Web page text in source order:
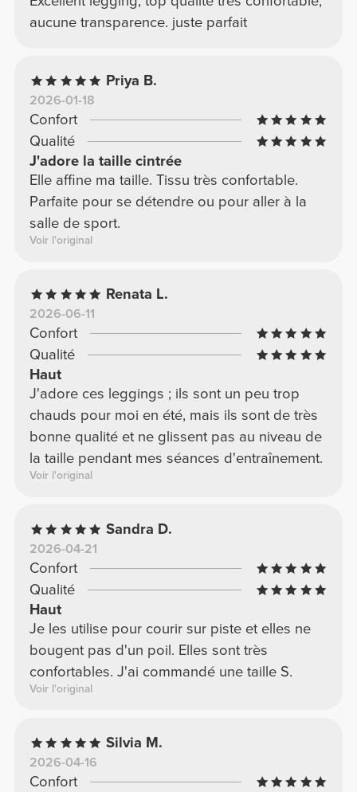
aucune transparence. juste parfait
Priya B.
2026-01-18
Confort
Qualité
J'adore la taille cintrée
Elle affine ma taille. Tissu très confortable.
Parfaite pour se détendre ou pour aller à la
salle de sport.
Voir l'original
Renata L.
2026-06-11
Confort
Qualité
Haut
J'adore ces leggings ; ils sont un peu trop
chauds pour moi en été, mais ils sont de très
bonne qualité et ne glissent pas au niveau de
la taille pendant mes séances d'entraînement.
Voir l'original
Sandra D.
2026-04-21
Confort
Qualité
Haut
Je les utilise pour courir sur piste et elles ne
bougent pas d'un poil. Elles sont très
confortables. J'ai commandé une taille S.
Voir l'original
Silvia M.
2026-04-16
Confort